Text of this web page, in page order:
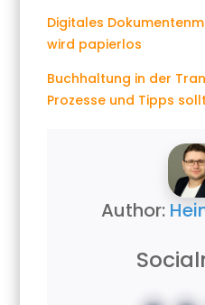
Digitales
wird papierlos
Buchhaltung in der
Prozesse und Tipps
Author: